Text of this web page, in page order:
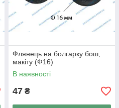
Флянець на болгарку бош,
макіту (Ф16)
В наявності
47 ₴